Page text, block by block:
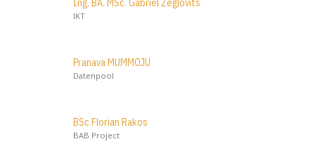
Ing. BA. MSc. Gabriel Zeglovits
IKT
Pranava MUMMOJU
Datenpool
BSc Florian Rakos
BAB Project